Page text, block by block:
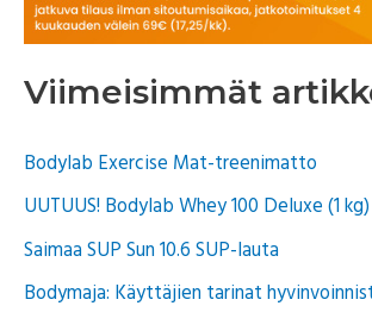
Viimeisimmät
Bodylab Exercise Mat-treenimatto
UUTUUS! Bodylab Whey 100 Deluxe (1 kg)
Saimaa SUP Sun 10.6 SUP-lauta
Bodymaja: Käyttäjien tarinat